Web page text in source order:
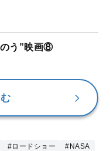
のう”映画⑧
#ロードショー
#NASA